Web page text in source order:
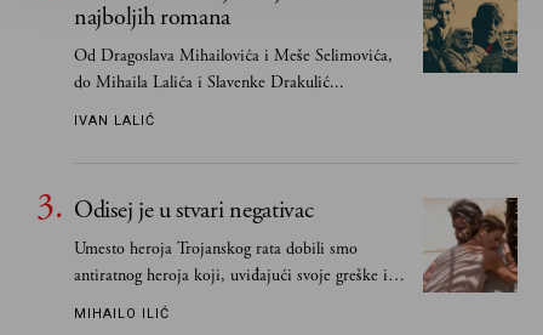
najboljih romana
Od Dragoslava Mihailovića i Meše Selimovića,
do Mihaila Lalića i Slavenke Drakulić...
IVAN LALIĆ
Odisej je u stvari negativac
Umesto heroja Trojanskog rata dobili smo
antiratnog heroja koji, uviđajući svoje greške i
učeći na njima, shvata da postoje stvari koje su
MIHAILO ILIĆ